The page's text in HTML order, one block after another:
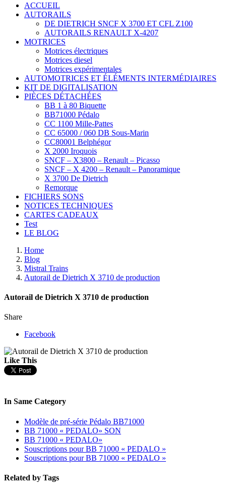
ACCUEIL
AUTORAILS
DE DIETRICH SNCF X 3700 ET CFL Z100
AUTORAILS RENAULT X-4207
MOTRICES
Motrices électriques
Motrices diesel
Motrices expérimentales
AUTOMOTRICES ET ÉLÉMENTS INTERMÉDIAIRES
KIT DE DIGITALISATION
PIÈCES DÉTACHÉES
BB 1 à 80 Biquette
BB71000 Pédalo
CC 1100 Mille-Pattes
CC 65000 / 060 DB Sous-Marin
CC80001 Belphégor
X 2000 Iroquois
SNCF – X3800 – Renault – Picasso
SNCF – X 4200 – Renault – Panoramique
X 3700 De Dietrich
Remorque
FICHIERS SONS
NOTICES TECHNIQUES
CARTES CADEAUX
Test
LE BLOG
Home
Blog
Mistral Trains
Autorail de Dietrich X 3710 de production
Autorail de Dietrich X 3710 de production
Share
Facebook
Like This
In Same Category
Modèle de pré-série Pédalo BB71000
BB 71000 « PEDALO» SON
BB 71000 « PEDALO»
Souscriptions pour BB 71000 « PEDALO »
Souscriptions pour BB 71000 « PEDALO »
Related by Tags